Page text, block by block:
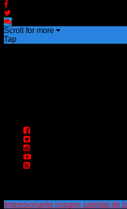
Scroll for more
Tap
Impresionante imagen satelital de